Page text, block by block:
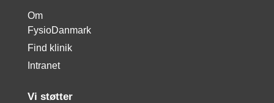
Om
FysioDanmark
Find klinik
Intranet
Vi støtter